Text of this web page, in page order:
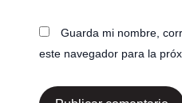
Guarda mi nombre,
este navegador para la